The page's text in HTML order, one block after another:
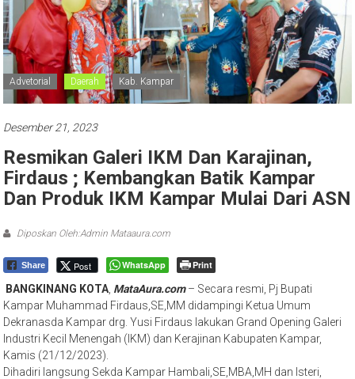
Advetorial Daerah Kab. Kampar
Desember 21, 2023
Resmikan Galeri IKM Dan Karajinan,
Firdaus ; Kembangkan Batik Kampar
Dan Produk IKM Kampar Mulai Dari ASN
Diposkan Oleh:Admin Mataaura.com
Share Post WhatsApp Print
BANGKINANG KOTA MataAura.com– Secara resmi, Pj Bupati
Kampar Muhammad Firdaus,SE,MM didampingi Ketua Umum
Dekranasda Kampar drg. Yusi Firdaus lakukan Grand Opening Galeri
Industri Kecil Menengah (IKM) dan Kerajinan Kabupaten Kampar,
Kamis (21/12/2023).
Dihadiri langsung Sekda Kampar Hambali,SE,MBA,MH dan Isteri,